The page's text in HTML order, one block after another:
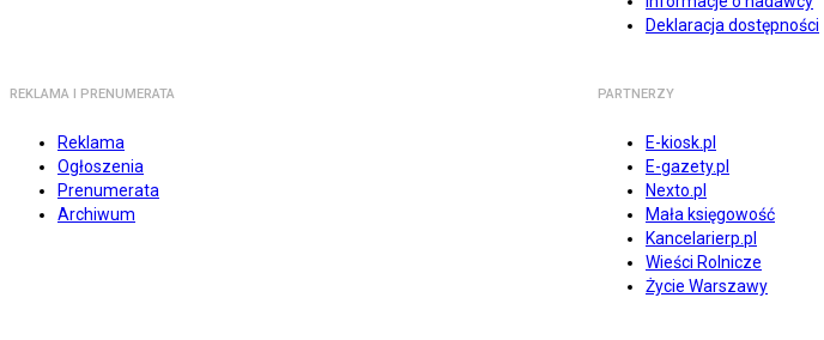
Deklaracja dostępności
REKLAMA I PRENUMERATA
Reklama
Ogłoszenia
Prenumerata
Archiwum
PARTNERZY
E-kiosk.pl
E-gazety.pl
Nexto.pl
Mała księgowość
Kancelarierp.pl
Wieści Rolnicze
Życie Warszawy